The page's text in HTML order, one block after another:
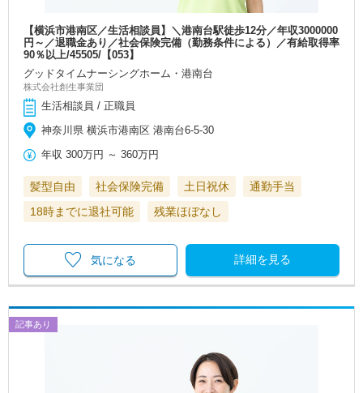
【横浜市港南区／生活相談員】＼港南台駅徒歩12分／年収3000000
円～／退職金あり／社会保険完備（勤務条件による）／有給取得率
90％以上/45505/【053】
グッドタイムナーシングホーム・港南台
株式会社創生事業団
生活相談員 / 正職員
神奈川県 横浜市港南区 港南台6-5-30
年収 300万円 ～360万円
髪型自由 社会保険完備 土日祝休
通勤手当
18時までに退社可能
残業ほぼなし
詳細を見る
気になる
記事あり